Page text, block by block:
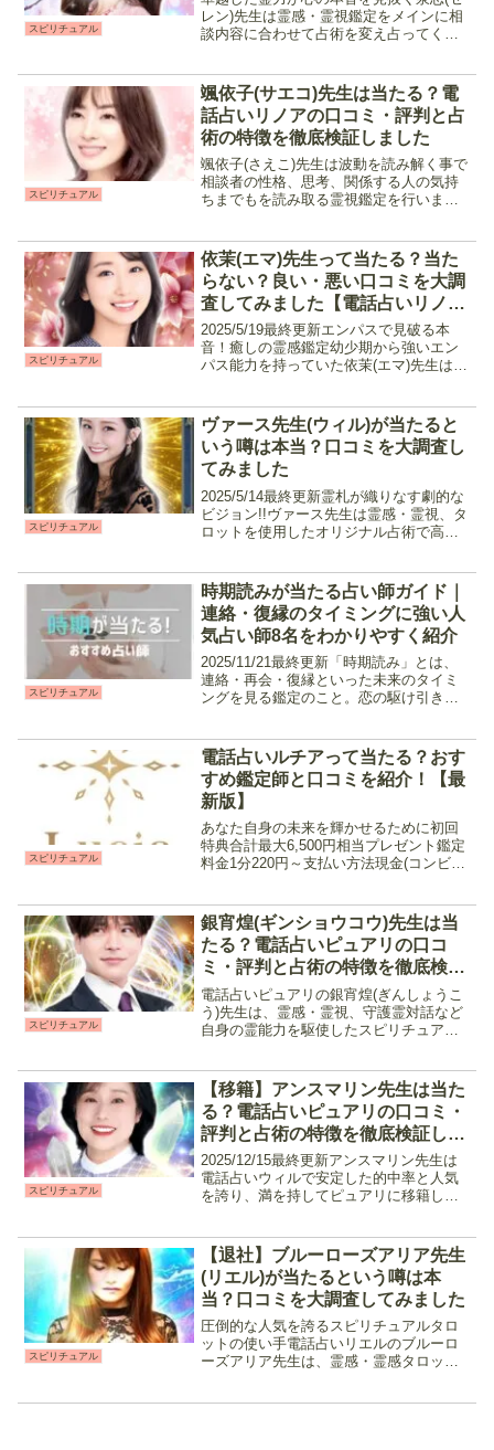
スピリチュアル
レン)先生は霊感・霊視鑑定をメインに相
談内容に合わせて占術を変え占ってくれ
る人でも相談しやすいのが特徴。20年以
上の占い暦を誇るベ...
スピリチュアル
颯依子(サエコ)先生は当たる？電
話占いリノアの口コミ・評判と占
術の特徴を徹底検証しました
颯依子(さえこ)先生は波動を読み解く事で
相談者の性格、思考、関係する人の気持
ちまでもを読み取る霊視鑑定を行いま
肢があるのか、状況を好転させる為には
何が必要なのかを的確に...
スピリチュアル
依茉(エマ)先生って当たる？当た
らない？良い・悪い口コミを大調
査してみました【電話占いリノ
ア】
2025/5/19最終更新エンパスで見破る本
音！癒しの霊感鑑定幼少期から強いエン
パス能力を持っていた依茉(エマ)先生は、
す。いい結果・悪い結果問わずきちんと
教えてくれる姿...
スピリチュアル
ヴァース先生(ウィル)が当たると
いう噂は本当？口コミを大調査し
てみました
2025/5/14最終更新霊札が織りなす劇的な
ビジョン!!ヴァース先生は霊感・霊視、タ
ロットを使用したオリジナル占術で高次
言った複雑な恋愛に関しての鑑定に定評
があり、ス...
スピリチュアル
時期読みが当たる占い師ガイド｜
連絡・復縁のタイミングに強い人
気占い師8名をわかりやすく紹介
2025/11/21最終更新「時期読み」とは、
連絡・再会・復縁といった未来のタイミ
ングを見る鑑定のこと。恋の駆け引きを
込みたい時・連絡はいつ取れば良いの
か、返信は来るの...
スピリチュアル
電話占いルチアって当たる？おす
すめ鑑定師と口コミを紹介！【最
新版】
あなた自身の未来を輝かせるために初回
特典合計最大6,500円相当プレゼント鑑定
料金1分220円～支払い方法現金(コンビ
サービスを開始した新規オープン...
スピリチュアル
銀宵煌(ギンショウコウ)先生は当
たる？電話占いピュアリの口コ
ミ・評判と占術の特徴を徹底検証
しました
電話占いピュアリの銀宵煌(ぎんしょうこ
う)先生は、霊感・霊視、守護霊対話など
自身の霊能力を駆使したスピリチュアル
人間関係と言った複雑な鑑定を得意とし
ています。現在は電話...
スピリチュアル
【移籍】アンスマリン先生は当た
る？電話占いピュアリの口コミ・
評判と占術の特徴を徹底検証しま
した
2025/12/15最終更新アンスマリン先生は
電話占いウィルで安定した的中率と人気
を誇り、満を持してピュアリに移籍した
先の未来や流れを読み解いてアドバイス
をしてくれます...
スピリチュアル
【退社】ブルーローズアリア先生
(リエル)が当たるという噂は本
当？口コミを大調査してみました
圧倒的な人気を誇るスピリチュアルタロ
ットの使い手電話占いリエルのブルーロ
ーズアリア先生は、霊感・霊感タロット